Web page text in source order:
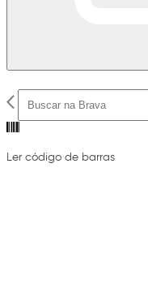
Ler código de barras